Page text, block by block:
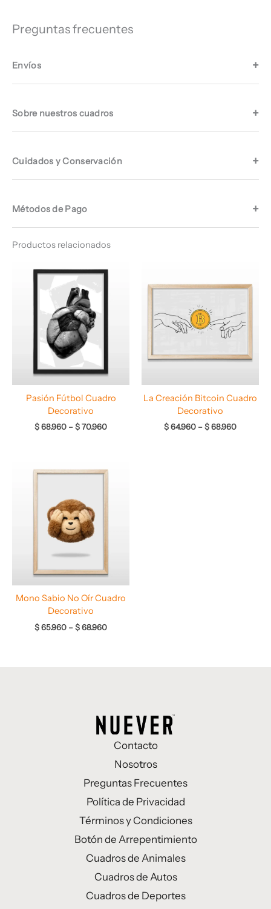
Preguntas frecuentes
Envíos
Sobre nuestros cuadros
Cuidados y Conservación
Métodos de Pago
Productos relacionados
Pasión Fútbol Cuadro
Decorativo
$68.960 –$70.960
de
La Creación Bitcoin Cuadro
Decorativo
$64.960 –$68.960
precios:
hasta
$ 68.960
Mono Sabio No Oír Cuadro
Decorativo
$65.960 –$68.960
de
Contacto
Nosotros
Preguntas Frecuentes
Política de Privacidad
Términos y Condiciones
Botón de Arrepentimiento
Cuadros de Animales
Cuadros de Autos
Cuadros de Deportes